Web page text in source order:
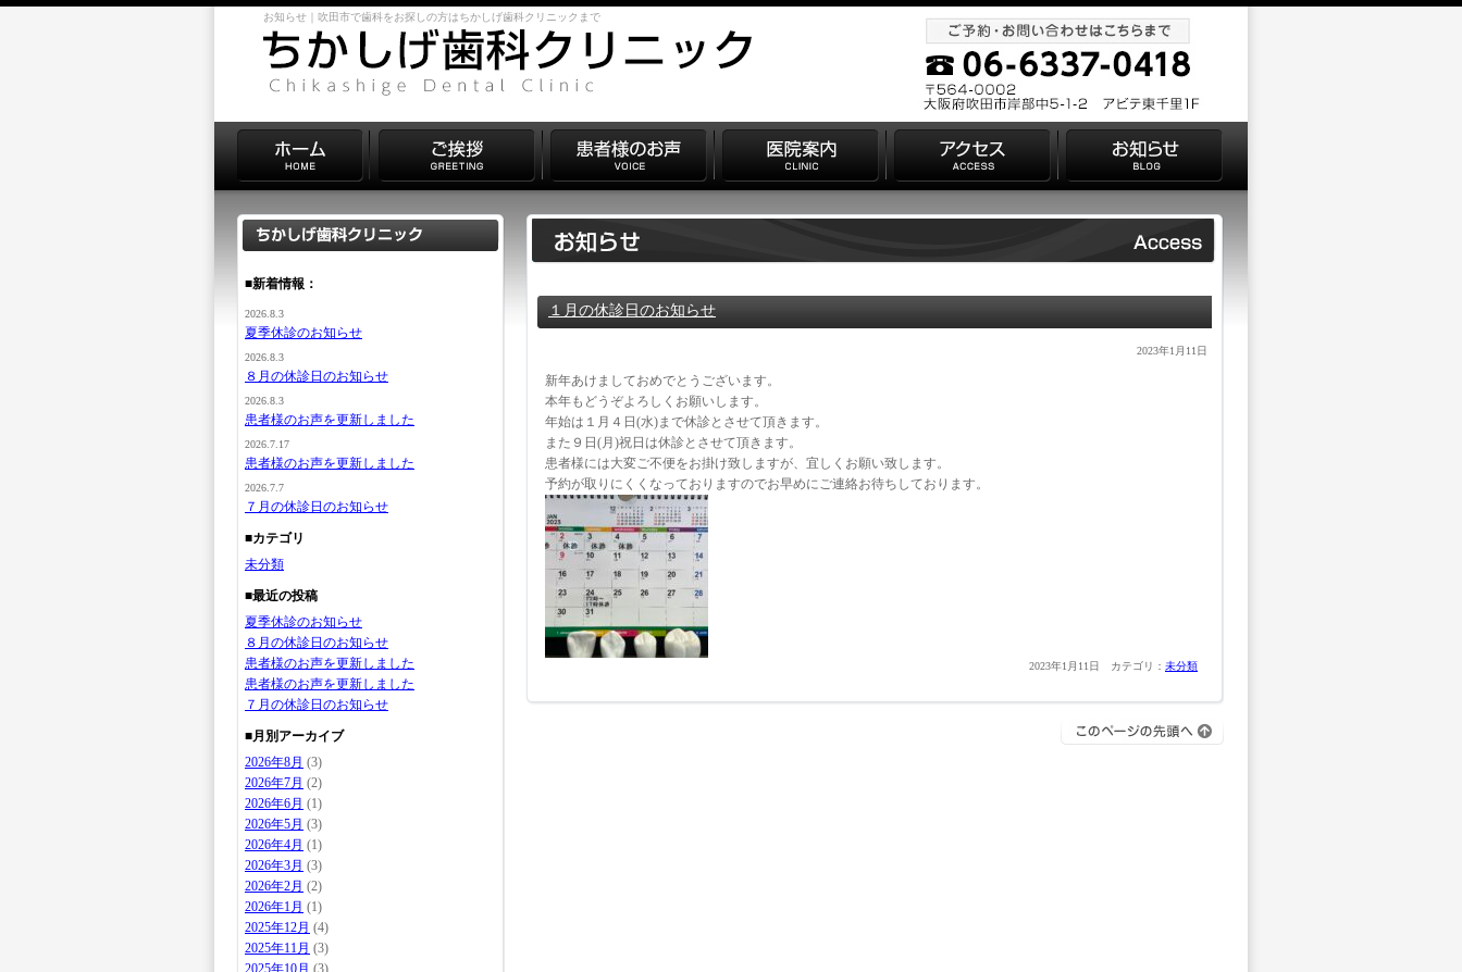
お知らせ｜吹田市で歯科をお探しの方はちかしげ歯科クリニックまで
１月の休診日のお知らせ
2023年1月11日
新年あけましておめでとうございます。
本年もどうぞよろしくお願いします。
年始は１月４日(水)まで休診とさせて頂きます。
また９日(月)祝日は休診とさせて頂きます。
患者様には大変ご不便をお掛け致しますが、宜しくお願い致します。
予約が取りにくくなっておりますのでお早めにご連絡お待ちしております。
2023年1月11日 カテゴリ： 未分類
■新着情報：
2026.8.3
夏季休診のお知らせ
2026.8.3
８月の休診日のお知らせ
2026.8.3
患者様のお声を更新しました
2026.7.17
患者様のお声を更新しました
2026.7.7
７月の休診日のお知らせ
■カテゴリ
未分類
■最近の投稿
夏季休診のお知らせ
８月の休診日のお知らせ
患者様のお声を更新しました
患者様のお声を更新しました
７月の休診日のお知らせ
■月別アーカイブ
2026年8月 (3)
2026年7月 (2)
2026年6月 (1)
2026年5月 (3)
2026年4月 (1)
2026年3月 (3)
2026年2月 (2)
2026年1月 (1)
2025年12月 (4)
2025年11月 (3)
2025年10月 (3)